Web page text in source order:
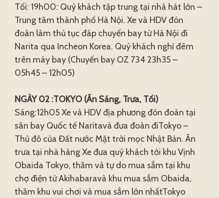
Tối: 19h00: Quý khách tập trung tại nhà hát lớn –
Trung tâm thành phố Hà Nội. Xe và HDV đón
đoàn làm thủ tục đáp chuyến bay từ Hà Nội đi
Narita qua Incheon Korea. Quý khách nghỉ đêm
trên máy bay (Chuyến bay OZ 734 23h35 –
05h45 – 12h05)
NGÀY 02 :TOKYO (Ăn Sáng, Trưa, Tối)
Sáng:12h05 Xe và HDV địa phương đón đoàn tại
sân bay Quốc tế Naritavà đưa đoàn điTokyo –
Thủ đô của Đất nước Mặt trời mọc Nhật Bản. Ăn
trưa tại nhà hàng Xe đưa quý khách tới khu Vịnh
Obaida Tokyo, thăm và tự do mua sắm tại khu
chợ điện tử Akihabaravà khu mua sắm Obaida,
thăm khu vui chơi và mua sắm lớn nhấtTokyo